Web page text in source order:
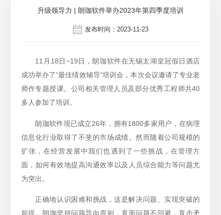
升级领导力 | 朗珈软件举办2023年第四季度培训
发布时间：2023-11-23
11月18日~19日，朗珈软件在无锡太湖皇冠假日酒店
成功举办了“最佳绩效辅导”培训会，本次会议邀请了专业老
师作专题授课。公司相关管理人员及部分优秀工程师共40
多人参加了培训。
朗珈软件现已成立26年，拥有1800多家用户，在病理
信息化行业取得了不斐的市场成绩。然而随着公司规模的
扩张，在经营发展中我们也遇到了一些挑战，在管理方
面，如何有效地提高沟通效率以及人员综合能力等问题尤
为突出。
正确地认识困难和挑战，这是解决问题、实现突破的
前提。朗珈坚持问题导向原则，直面问题不回避，直击矛